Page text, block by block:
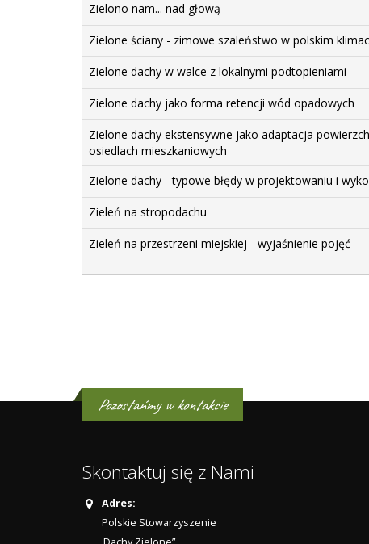
Zielono nam... nad głową
Zielone ściany - zimowe szaleństwo w polskim
Zielone dachy w walce z lokalnymi podtopieniami
Zielone dachy jako forma retencji wód opadowych
Zielone dachy ekstensywne jako adaptacja
osiedlach mieszkaniowych
Zielone dachy - typowe błędy w projektowaniu i
Zieleń na stropodachu
Zieleń na przestrzeni miejskiej - wyjaśnienie pojęć
Pozostańmy w kontakcie
Skontaktuj się z Nami
Adres:
Polskie Stowarzyszenie